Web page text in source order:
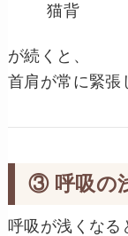
猫背
が続くと、
首肩が常に緊張
③ 呼吸の
呼吸が浅くなる